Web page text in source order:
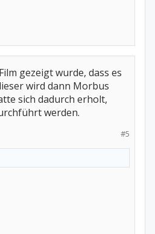
gezeigt wurde, dass es
wird dann Morbus
sich dadurch erholt,
werden.
#5